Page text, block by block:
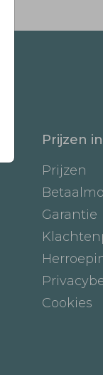
Prijzen
Prijzen
Garantie
Cookies